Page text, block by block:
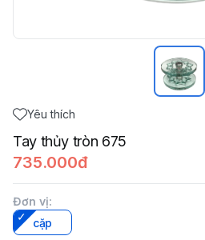
Yêu thích
Tay thủy tròn 675
735.000đ
Đơn vị:
cặp